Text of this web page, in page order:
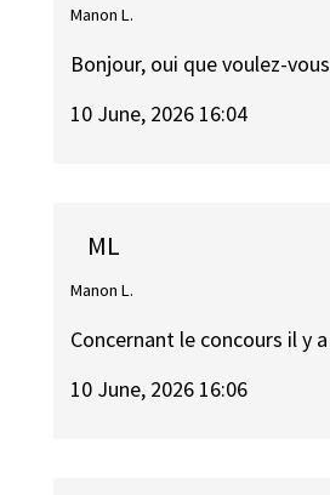
Manon L.
Bonjour, oui que voulez-
10 June, 2026 16:04
ML
Manon L.
Concernant le concours il y
10 June, 2026 16:06